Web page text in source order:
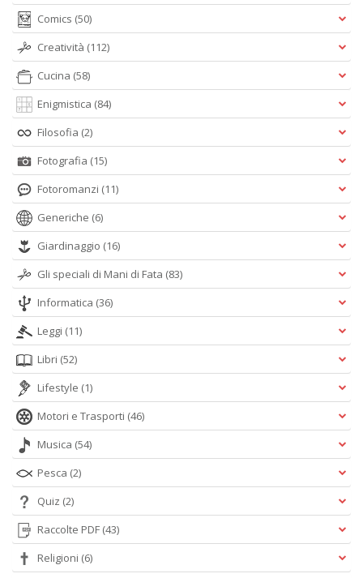
Comics (50)
Creatività (112)
Cucina (58)
Enigmistica (84)
Filosofia (2)
Fotografia (15)
Fotoromanzi (11)
Generiche (6)
Giardinaggio (16)
Gli speciali di Mani di Fata (83)
Informatica (36)
Leggi (11)
Libri (52)
Lifestyle (1)
Motori e Trasporti (46)
Musica (54)
Pesca (2)
Quiz (2)
Raccolte PDF (43)
Religioni (6)